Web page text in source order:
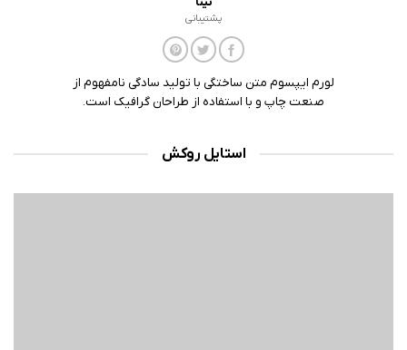
پشتیبانی
لورم ایپسوم متن ساختگی با تولید سادگی نامفهوم از
صنعت چاپ و با استفاده از طراحان گرافیک است.
استایل روکش